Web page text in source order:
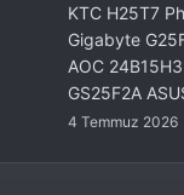
KTC H25T7
Gigabyte
AOC
GS25F2A
4 Temmuz 2026